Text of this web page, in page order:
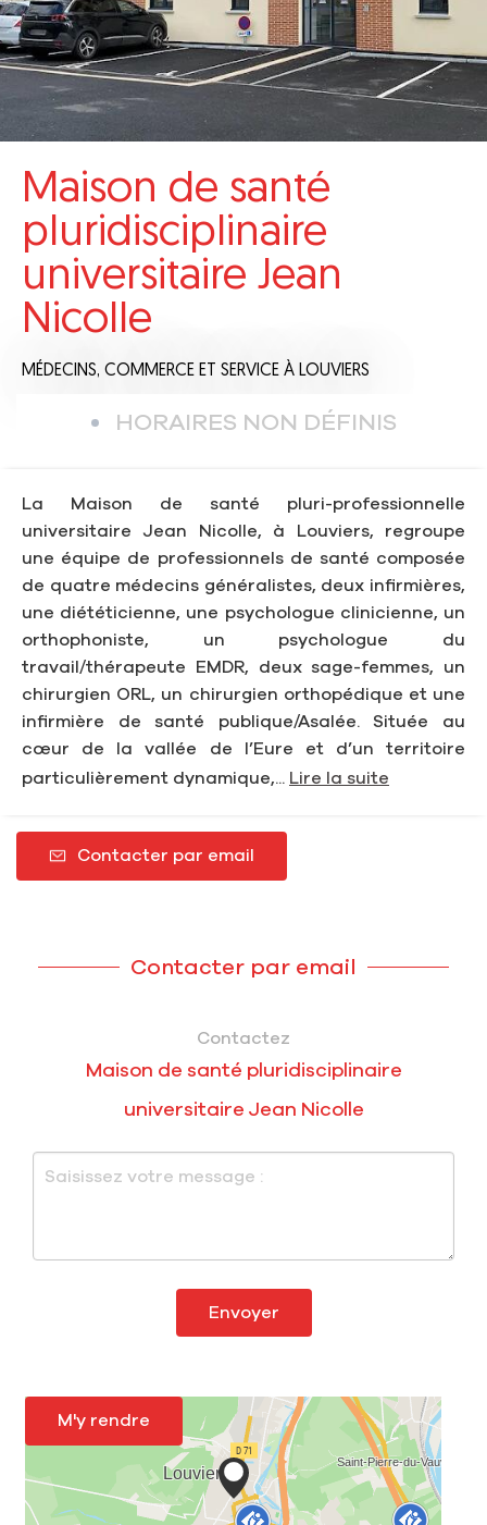
Maison de santé
pluridisciplinaire
universitaire Jean
Nicolle
MÉDECINS, COMMERCE ET SERVICE À LOUVIERS
HORAIRES NON DÉFINIS
La Maison de santé pluri-professionnelle
universitaire Jean Nicolle, à Louviers, regroupe
une équipe de professionnels de santé composée
de quatre médecins généralistes, deux infirmières,
une diététicienne, une psychologue clinicienne, un
orthophoniste, un psychologue du
travail/thérapeute EMDR, deux sage-femmes, un
chirurgien ORL, un chirurgien orthopédique et une
infirmière de santé publique/Asalée. Située au
cœur de la vallée de l’Eure et d’un territoire
particulièrement dynamique,... Lire la suite
Contacter par email
Contacter par email
Contactez
Maison de santé pluridisciplinaire
universitaire Jean Nicolle
Envoyer
M'y rendre